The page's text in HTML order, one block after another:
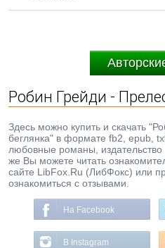
Робин Грейди -
Здесь можно купить и скачать
беглянка" в формате fb2, epub,
любовные романы,
же Вы можете читать
сайте LibFox.Ru (ЛибФокс) или
ознакомиться с отзывами.
На Facebook
В Instagram